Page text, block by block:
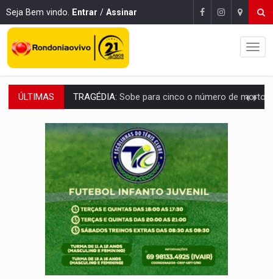
Seja Bem vindo. Entrar / Assinar
ÚLTIMAS TRANSPORTE DE ARROZ:MPF assegura cumprimento da legislação sobre transporte
DEEPFAKE:Sancionada lei contra violência sexual infantil na
COLEGIADO:Brasil e Rússia discutem energia nuclear, defesa e
URGENTE:Colisão entre caminhão e carro deixa quatro mortos e um em
ENCONTRO:Amazônia Negra ganha projeção nacional com participação de
PREVISÃO:Porto Velho tem chances de chuvas isoladas nesta
SINDICATOS UNIDOS:Assembleia Geral delibera greve da educação
PROCESSO SELETIVO:Rondoniaovivo abre oficina de Comunicação com